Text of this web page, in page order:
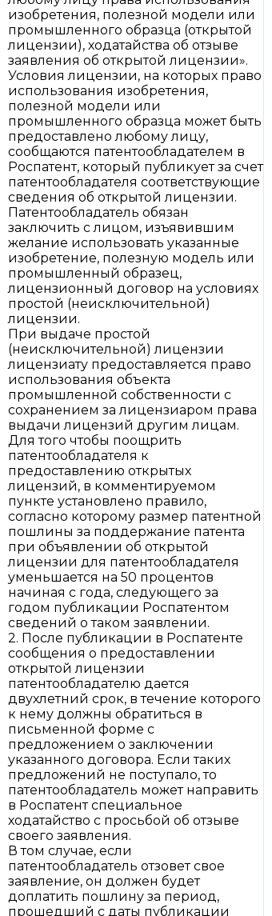
изобретения, полезной модели или
промышленного образца (открытой
лицензии), ходатайства об отзыве
заявления об открытой лицензии».
Условия лицензии, на которых право
использования изобретения,
полезной модели или
промышленного образца может быть
предоставлено любому лицу,
сообщаются патентообладателем в
Роспатент, который публикует за счет
патентообладателя соответствующие
сведения об открытой лицензии.
Патентообладатель обязан
заключить с лицом, изъявившим
желание использовать указанные
изобретение, полезную модель или
промышленный образец,
лицензионный договор на условиях
простой (неисключительной)
лицензии.
При выдаче простой
(неисключительной) лицензии
лицензиату предоставляется право
использования объекта
промышленной собственности с
сохранением за лицензиаром права
выдачи лицензий другим лицам.
Для того чтобы поощрить
патентообладателя к
предоставлению открытых
лицензий, в комментируемом
пункте установлено правило,
согласно которому размер патентной
пошлины за поддержание патента
при объявлении об открытой
лицензии для патентообладателя
уменьшается на 50 процентов
начиная с года, следующего за
годом публикации Роспатентом
сведений о таком заявлении.
2. После публикации в Роспатенте
сообщения о предоставлении
открытой лицензии
патентообладателю дается
двухлетний срок, в течение которого
к нему должны обратиться в
письменной форме с
предложением о заключении
указанного договора. Если таких
предложений не поступало, то
патентообладатель может направить
в Роспатент специальное
ходатайство с просьбой об отзыве
своего заявления.
В том случае, если
патентообладатель отзовет свое
заявление, он должен будет
доплатить пошлину за период,
прошедший с даты публикации